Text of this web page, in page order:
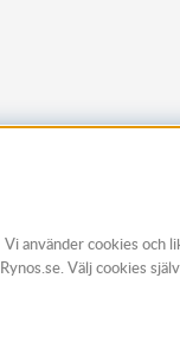
Vi använder cookies och
Rynos.se. Välj cookies